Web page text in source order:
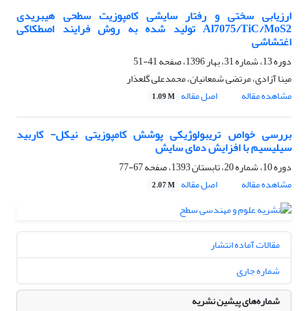
ارزیابی سختی و رفتار سایشی کامپوزیت سطحی هیبریدی
Al7075/TiC/MoS2 تولید شده به روش فرایند اصطکاکی
اغتشاشی
دوره 13، شماره 31، بهار 1396، صفحه
41-51
مینا آزادی، مرتضی شمعانیان، محمدعلی گلعذار
مشاهده مقاله
اصل مقاله 1.09 M
بررسی خواص تریبولوژیکی پوشش کامپوزیتی نیکل- کاربید
سیلیسیم با افزایش دمای سایش
دوره 10، شماره 20، تابستان 1393، صفحه
67-77
مشاهده مقاله
اصل مقاله 2.07 M
مقالات آماده انتشار
شماره جاری
شماره‌های پیشین نشریه